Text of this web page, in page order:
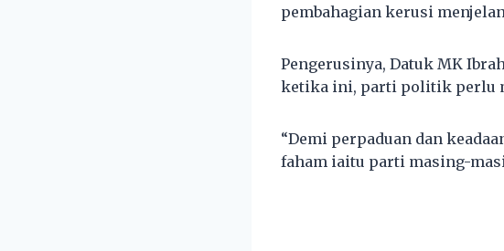
pembahagian kerusi
Pengerusinya, Datuk MK
ketika ini, parti politik perlu
“Demi perpaduan dan
faham iaitu parti masing-